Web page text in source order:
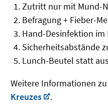
Zutritt nur mit Mund-
Befragung + Fieber-
Hand-Desinfektion im
Sicherheitsabstände
Lunch-Beutel statt
Weitere Informationen
Kreuzes
.